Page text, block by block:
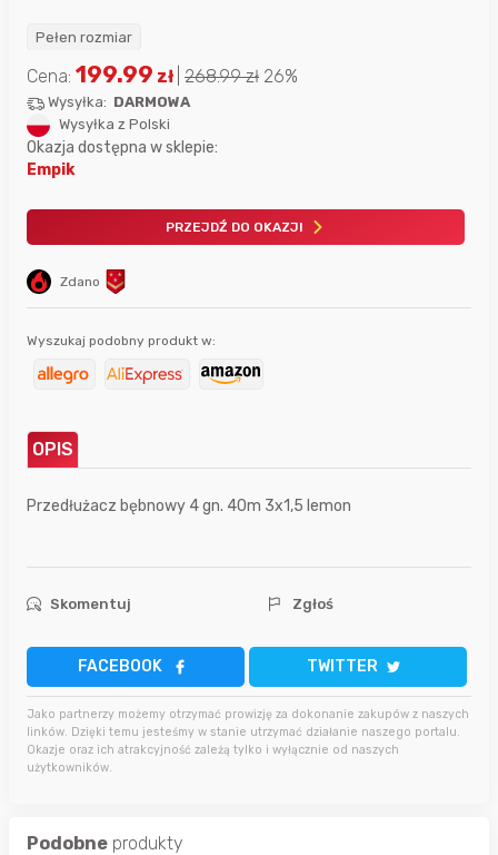
Pełen rozmiar
Zdano
Cena: 199.99 zł 268.99zł 26%
Wysyłka: DARMOWA
Wysyłka z Polski
Okazja dostępna w sklepie:
Empik
PRZEJDŹ DO OKAZJI
Wyszukaj podobny produkt w:
OPIS
Przedłużacz bębnowy 4 gn. 40m 3x1,5 lemon
Skomentuj Zgłoś
FACEBOOK TWITTER
Jako partnerzy możemy otrzymać prowizję za dokonanie zakupów z naszych
linków. Dzięki temu jesteśmy w stanie utrzymać działanie naszego portalu.
Okazje oraz ich atrakcyjność zależą tylko i wyłącznie od naszych
użytkowników.
Podobne produkty